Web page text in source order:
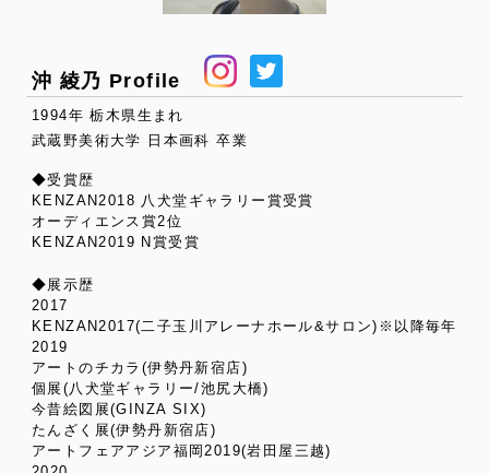
沖 綾乃 Profile
1994年 栃木県生まれ
武蔵野美術大学 日本画科 卒業
◆受賞歴
KENZAN2018 八犬堂ギャラリー賞受賞
オーディエンス賞2位
KENZAN2019 N賞受賞
◆展示歴
2017
KENZAN2017(二子玉川アレーナホール&サロン)※以降毎年
2019
アートのチカラ(伊勢丹新宿店)
個展(八犬堂ギャラリー/池尻大橋)
今昔絵図展(GINZA SIX)
たんざく展(伊勢丹新宿店)
アートフェアアジア福岡2019(岩田屋三越)